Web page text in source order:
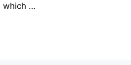
which …